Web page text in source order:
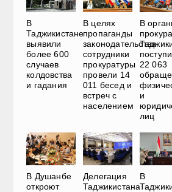
В
Таджикистане
выявили
более 600
случаев
колдовства
и гадания
В целях
пропаганды
законодательства
сотрудники
прокуратуры
провели 14
011 бесед и
встреч с
населением
В
22 063
и
лиц
В Душанбе
откроют
Делегация
Таджикистана
В